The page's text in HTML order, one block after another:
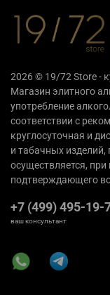
+7 (499) 495-19-
ваш консультант
2026 © 19/72 Store -
Магазин элитного
употребление
соответствии с
круглосуточная и
и табачных
осуществляется, при
подтверждающего